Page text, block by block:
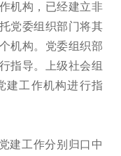
机构，已经建立非
党委组织部门将其
机构。党委组织部
指导。上级社会组
建工作机构进行指
建工作分别归口中